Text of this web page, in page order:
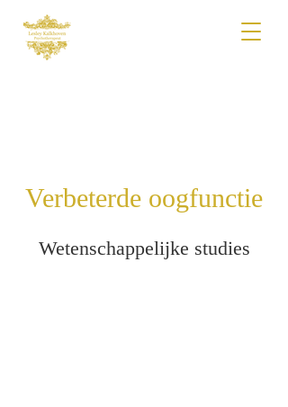
Verbeterde oogfunctie
Wetenschappelijke studies